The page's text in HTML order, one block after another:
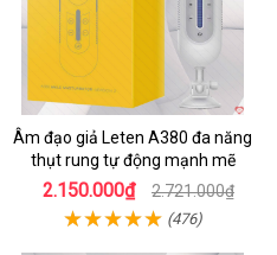
Âm đạo giả Leten A380 đa năng
thụt rung tự động mạnh mẽ
2.150.000₫ 2.721.000₫
(476)